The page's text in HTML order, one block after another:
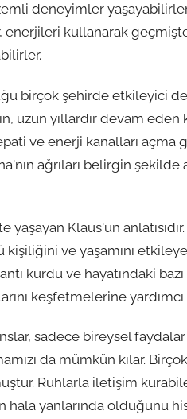
deneyimler
enerjileri kullanarak
birçok şehirde etkileyici
uzun yıllardır devam
ve enerji kanalları açma
ağrıları belirgin şekilde
yaşayan Klaus'un
kişiliğini ve yaşamını
kurdu ve hayatındaki bazı
keşfetmelerine
sadece bireysel
da mümkün kılar.
Ruhlarla iletişim
yanlarında olduğunu